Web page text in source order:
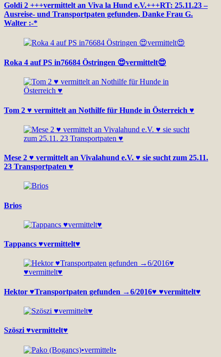
Goldi 2 +++vermittelt an Viva la Hund e.V.+++RT: 25.11.23 –
Ausreise- und Transportpaten gefunden, Danke Frau G.
Walter :-*
Roka 4 auf PS in76684 Östringen 😍vermittelt😍
Tom 2 ♥ vermittelt an Nothilfe für Hunde in Österreich ♥
Mese 2 ♥ vermittelt an Vivalahund e.V. ♥ sie sucht zum 25.11.
23 Transportpaten ♥
Brios
Tappancs ♥vermittelt♥
Hektor ♥Transportpaten gefunden →6/2016♥ ♥vermittelt♥
Szöszi ♥vermittelt♥